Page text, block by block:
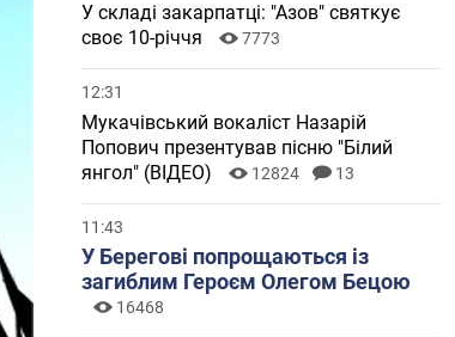
У складі закарпатці: "Азов" святкує
своє 10-річчя
7773
12:31
Мукачівський вокаліст Назарій
Попович презентував пісню "Білий
янгол" (ВІДЕО)
12824 13
11:43
У Берегові попрощаються із
загиблим Героєм Олегом Бецою
16468